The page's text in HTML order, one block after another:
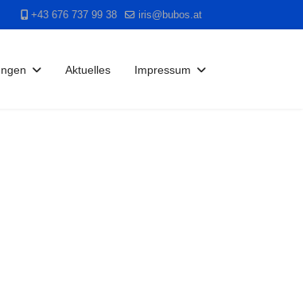
+43 676 737 99 38 iris@bubos.at
Aktuelles Impressum